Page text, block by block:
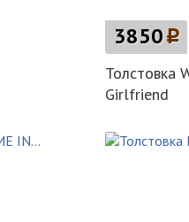
3850p
Толстовка
Girlfriend